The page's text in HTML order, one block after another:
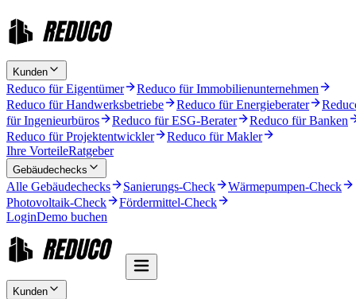
Kunden
Reduco für Eigentümer
Reduco für Immobilienunternehmen
Reduco für Handwerksbetriebe
Reduco für Energieberater
für Ingenieurbüros
Reduco für ESG-Berater
Reduco für Banken
Reduco für Projektentwickler
Reduco für Makler
Ihre VorteileRatgeber
Gebäudechecks
Alle Gebäudechecks Sanierungs-Check
Wärmepumpen-Check
Photovoltaik-Check
Fördermittel-Check
LoginDemo buchen
Kunden